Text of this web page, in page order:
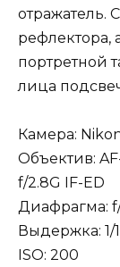
отражатель.
рефлектора,
портретной
лица
Камера:
Объектив:
f/2.8G IF-ED
Диафрагма: f/
Выдержка: 1/
ISO: 200